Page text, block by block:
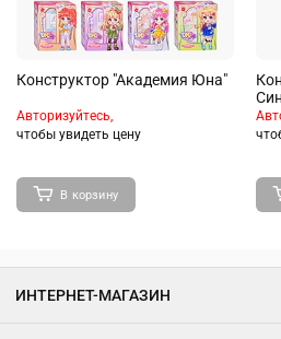
Конструктор "Академия Юна"
Авторизуйтесь,
чтобы увидеть цену
В корзину
ИНТЕРНЕТ-МАГАЗИН